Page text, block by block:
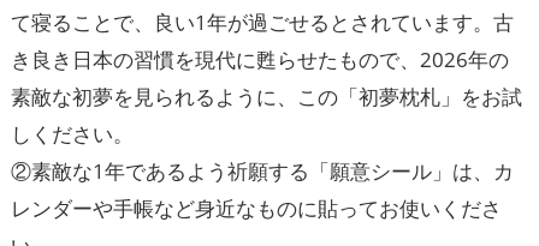
て寝ることで、良い1年が過ごせるとされています。古
き良き日本の習慣を現代に甦らせたもので、2026年の
素敵な初夢を見られるように、この「初夢枕札」をお試
しください。
②素敵な1年であるよう祈願する「願意シール」は、カ
レンダーや手帳など身近なものに貼ってお使いくださ